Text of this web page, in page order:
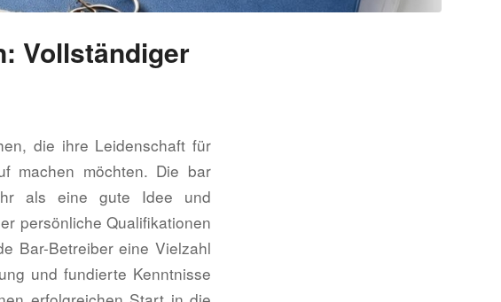
Vollständiger
die ihre Leidenschaft für
machen möchten. Die bar
als eine gute Idee und
persönliche Qualifikationen
Bar-Betreiber eine Vielzahl
und fundierte Kenntnisse